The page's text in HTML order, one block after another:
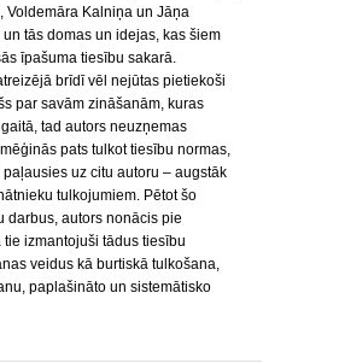
Voldemāra Kalniņa un Jāņa
tās domas un idejas, kas šiem
īpašuma tiesību sakarā.
brīdī vēl nejūtas pietiekoši
par savām zināšanām, kuras
tad autors neuzņemas
pats tulkot tiesību normas,
paļausies uz citu autoru – augstāk
tulkojumiem. Pētot šo
darbus, autors nonācis pie
izmantojuši tādus tiesību
veidus kā burtiskā tulkošana,
paplašināto un sistemātisko